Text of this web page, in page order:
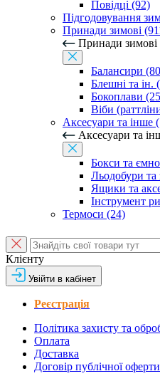
Повідці (92)
Підгодовування
Принади зимові
Принади зимові
Балансири
Блешні та ін.
Бокоплави
Віби
Аксесуари та інше
Аксесуари та
Бокси та
Льодобури та
Ящики та
Інструмент
Термоси (24)
Клієнту
Увійти в кабінет
Реєстрація
Політика захисту та
Оплата
Доставка
Договір публічної оферти